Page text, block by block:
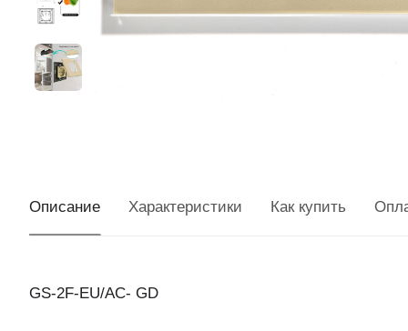
Описание Характеристики Как купить
GS-2F-EU/AC- GD